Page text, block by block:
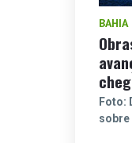
BAHIA
Foto:
sobre